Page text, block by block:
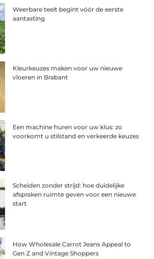
Weerbare teelt begint vóór de eerste
aantasting
Kleurkeuzes maken voor uw nieuwe
vloeren in Brabant
Een machine huren voor uw klus: zo
voorkomt u stilstand en verkeerde keuzes
Scheiden zonder strijd: hoe duidelijke
afspraken ruimte geven voor een nieuwe
start
How Wholesale Carrot Jeans Appeal to
Gen Z and Vintage Shoppers